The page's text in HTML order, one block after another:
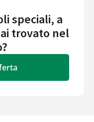
speciali, a
trovato nel